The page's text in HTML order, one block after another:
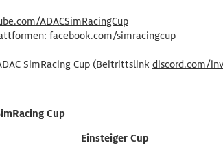
ADACSimRacingCup
facebook.com/simracingcup
SimRacing Cup (Beitrittslink discord.com/
Cup
Einsteiger Cup